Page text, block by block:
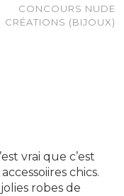
CONCOURS NUDE
CRÉATIONS (BIJOUX)
vrai que c’est
chics.
robes de